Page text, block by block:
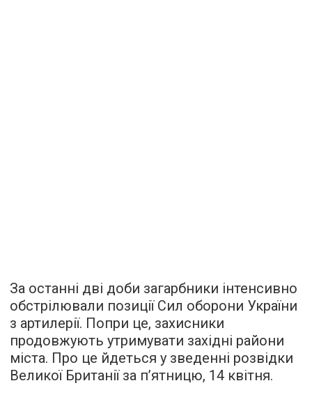
За останні дві доби загарбники інтенсивно
обстрілювали позиції Сил оборони України
з артилерії. Попри це, захисники
продовжують утримувати західні райони
міста. Про це йдеться у зведенні розвідки
Великої Британії за п’ятницю, 14 квітня.